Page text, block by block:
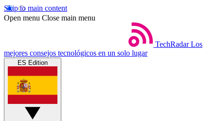
Skip to main content
Open menu Close main menu
TechRadar Los
mejores consejos tecnológicos en un solo lugar
ES Edition